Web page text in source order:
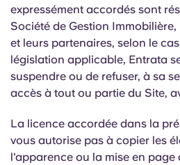
expressément accordés sont
Société de Gestion
et leurs partenaires, selon le
législation applicable, Entrata
suspendre ou de refuser, à sa
accès à tout ou partie du Site,
La licence accordée dans la
vous autorise pas à copier les
l'apparence ou la mise en page